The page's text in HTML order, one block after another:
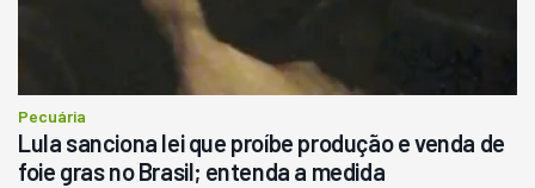
Pecuária
Lula sanciona lei que proíbe produção e venda de
foie gras no Brasil; entenda a medida